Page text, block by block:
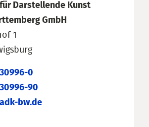
Darstellende Kunst
GmbH
1
0
90
bw.de